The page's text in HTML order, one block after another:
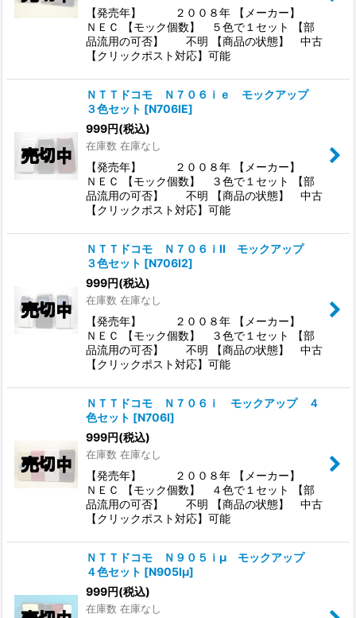
【発売年】 ２００８年 【メーカー】
ＮＥＣ 【モック個数】 ５色で１セット 【部
品流用の可否】 不明 【商品の状態】 中古
【クリックポスト対応】可能
ＮＴＴドコモ Ｎ７０６ｉｅ モックアップ
３色セット [N706IE]
999円(税込)
在庫数 在庫なし
【発売年】 ２００８年 【メーカー】
ＮＥＣ 【モック個数】 ３色で１セット 【部
品流用の可否】 不明 【商品の状態】 中古
【クリックポスト対応】可能
ＮＴＴドコモ Ｎ７０６ｉII モックアップ
３色セット [N706I2]
999円(税込)
在庫数 在庫なし
【発売年】 ２００８年 【メーカー】
ＮＥＣ 【モック個数】 ３色で１セット 【部
品流用の可否】 不明 【商品の状態】 中古
【クリックポスト対応】可能
ＮＴＴドコモ Ｎ７０６ｉ モックアップ ４
色セット [N706I]
999円(税込)
在庫数 在庫なし
【発売年】 ２００８年 【メーカー】
ＮＥＣ 【モック個数】 ４色で１セット 【部
品流用の可否】 不明 【商品の状態】 中古
【クリックポスト対応】可能
ＮＴＴドコモ Ｎ９０５ｉμ モックアップ
４色セット [N905Iμ]
999円(税込)
在庫数 在庫なし